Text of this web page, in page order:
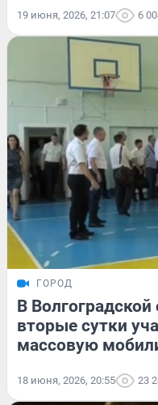
19 июня, 2026, 21:07 6
ГОРОД
В
вторые сутки
массовую
18 июня, 2026, 20:55 23